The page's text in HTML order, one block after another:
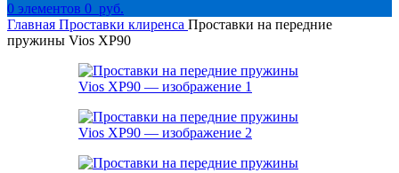
0 элементов 0 руб.
Главная Проставки клиренса Проставки на передние
пружины Vios XP90